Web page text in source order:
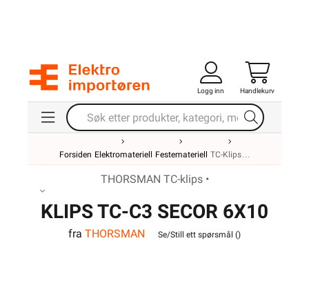
Logg inn Handlekurv
Forsiden Elektromateriell Festemateriell TC-Klips
THORSMAN TC-klips •
KLIPS TC-C3 SECOR 6X10
HVIT
fra THORSMAN Se/Still ett spørsmål ()